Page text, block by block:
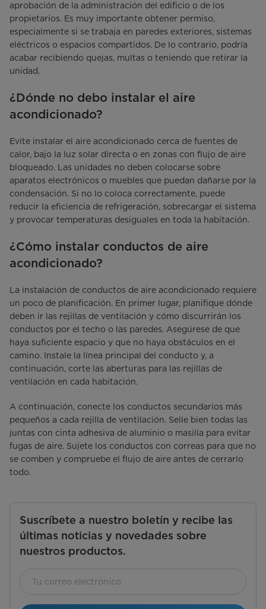
aprobación de la administración del edificio o de los
propietarios. Es muy importante obtener permiso,
especialmente si se trabaja en paredes exteriores, sistemas
eléctricos o espacios compartidos. De lo contrario, podría
acabar recibiendo quejas, multas o teniendo que retirar la
unidad.
¿Dónde no debo instalar el aire
acondicionado?
Evite instalar el aire acondicionado cerca de fuentes de
calor, bajo la luz solar directa o en zonas con flujo de aire
bloqueado. Las unidades no deben colocarse sobre
aparatos electrónicos o muebles que puedan dañarse por la
condensación. Si no lo coloca correctamente, puede
reducir la eficiencia de refrigeración, sobrecargar el sistema
y provocar temperaturas desiguales en toda la habitación.
¿Cómo instalar conductos de aire
acondicionado?
La instalación de conductos de aire acondicionado requiere
un poco de planificación. En primer lugar, planifique dónde
deben ir las rejillas de ventilación y cómo discurrirán los
conductos por el techo o las paredes. Asegúrese de que
haya suficiente espacio y que no haya obstáculos en el
camino. Instale la línea principal del conducto y, a
continuación, corte las aberturas para las rejillas de
ventilación en cada habitación.
A continuación, conecte los conductos secundarios más
pequeños a cada rejilla de ventilación. Selle bien todas las
juntas con cinta adhesiva de aluminio o masilla para evitar
fugas de aire. Sujete los conductos con correas para que no
se comben y compruebe el flujo de aire antes de cerrarlo
todo.
Suscríbete a nuestro boletín y recibe las
últimas noticias y novedades sobre
nuestros productos.